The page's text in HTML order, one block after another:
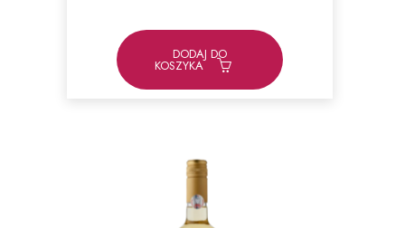
DODAJ DO
KOSZYKA